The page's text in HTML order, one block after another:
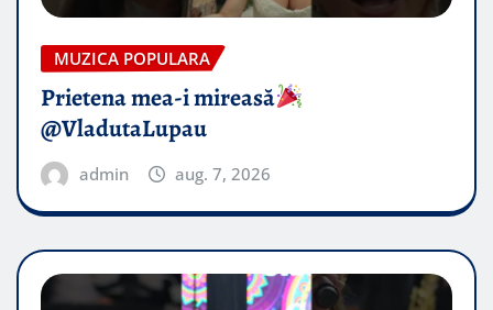
MUZICA POPULARA
Prietena mea-i mireasă​
@VladutaLupau
admin aug. 7, 2026